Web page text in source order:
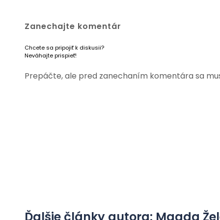
Zanechajte komentár
Chcete sa pripojiť k diskusii?
Neváhajte prispieť!
Prepáčte, ale pred zanechaním komentára sa
Ďalšie články autora: Magda